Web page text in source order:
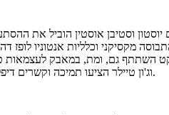
יוסטון וסטיבן אוסטין הוביל את
מקסיקני וכלליות אנטוניו לופז
השתתף גם, ומת, במאבק לעצמאות
וג'ון טיילר הציעו תמיכה וקשרים דיפלומטיים לרפובליקה העצמאית.